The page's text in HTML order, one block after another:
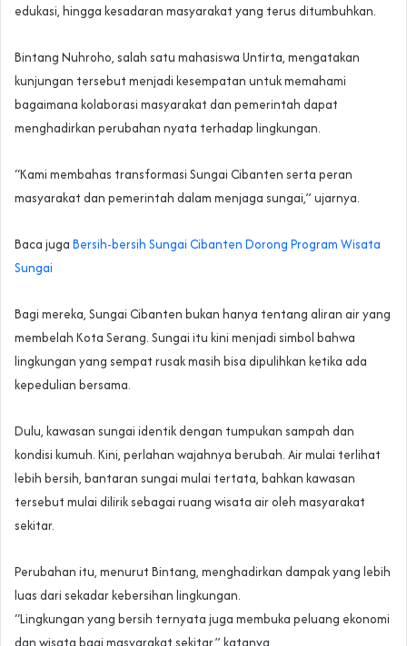
edukasi, hingga kesadaran masyarakat yang terus ditumbuhkan.
Bintang Nuhroho, salah satu mahasiswa Untirta, mengatakan
kunjungan tersebut menjadi kesempatan untuk memahami
bagaimana kolaborasi masyarakat dan pemerintah dapat
menghadirkan perubahan nyata terhadap lingkungan.
“Kami membahas transformasi Sungai Cibanten serta peran
masyarakat dan pemerintah dalam menjaga sungai,” ujarnya.
Baca juga Bersih-bersih Sungai Cibanten Dorong Program Wisata
Sungai
Bagi mereka, Sungai Cibanten bukan hanya tentang aliran air yang
membelah Kota Serang. Sungai itu kini menjadi simbol bahwa
lingkungan yang sempat rusak masih bisa dipulihkan ketika ada
kepedulian bersama.
Dulu, kawasan sungai identik dengan tumpukan sampah dan
kondisi kumuh. Kini, perlahan wajahnya berubah. Air mulai terlihat
lebih bersih, bantaran sungai mulai tertata, bahkan kawasan
tersebut mulai dilirik sebagai ruang wisata air oleh masyarakat
sekitar.
Perubahan itu, menurut Bintang, menghadirkan dampak yang lebih
luas dari sekadar kebersihan lingkungan.
“Lingkungan yang bersih ternyata juga membuka peluang ekonomi
dan wisata bagi masyarakat sekitar,” katanya.